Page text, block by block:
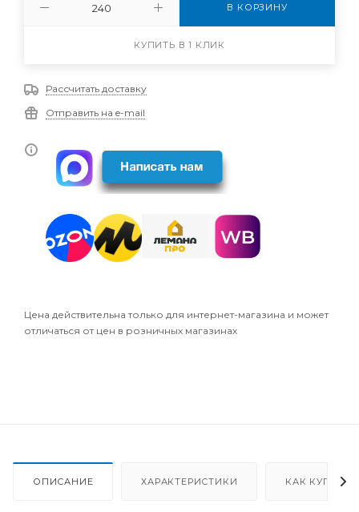
В КОРЗИНУ
КУПИТЬ В 1 КЛИК
Рассчитать доставку
Отправить на e-mail
Цена действительна только для интернет-магазина и может
отличаться от цен в розничных магазинах
ОПИСАНИЕ ХАРАКТЕРИСТИКИ КАК КУПИТЬ